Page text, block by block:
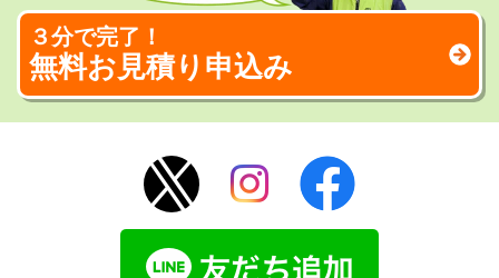
３分で完了！
無料お見積り申込み